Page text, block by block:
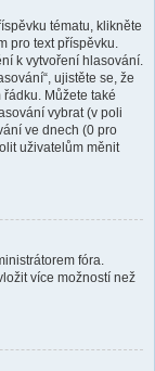
tématu, klikněte
pro text příspěvku.
k vytvoření hlasování.
ujistěte se, že
Můžete také
vybrat (v poli
ve dnech (0 pro
uživatelům měnit
fóra.
více možností než